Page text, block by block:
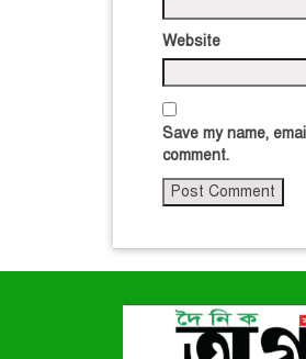
Website
Save my name,
comment.